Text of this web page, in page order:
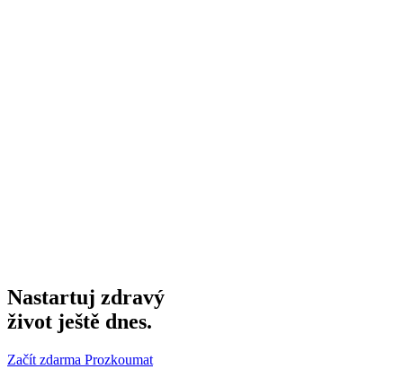
Nastartuj zdravý
život ještě dnes.
Začít zdarma Prozkoumat